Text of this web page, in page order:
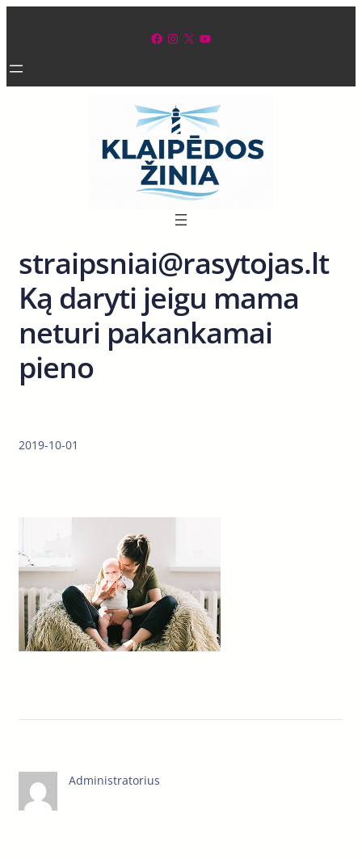
Facebook Instagram X YouTube
straipsniai@rasytojas.lt
Ką daryti jeigu mama
neturi pakankamai
pieno
2019-10-01
Administratorius